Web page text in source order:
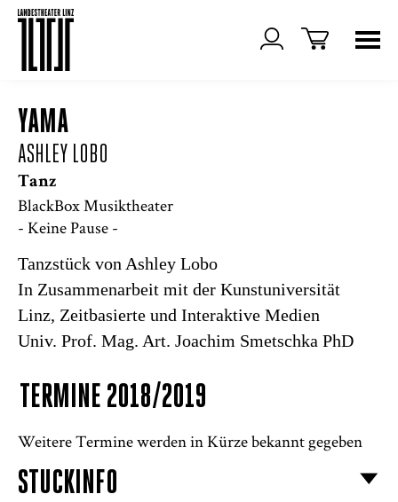
YAMA
ASHLEY LOBO
Tanz
BlackBox Musiktheater
- Keine Pause -
Tanzstück von Ashley Lobo
In Zusammenarbeit mit der Kunstuniversität
Linz, Zeitbasierte und Interaktive Medien
Univ. Prof. Mag. Art. Joachim Smetschka PhD
TERMINE 2018/2019
Weitere Termine werden in Kürze bekannt gegeben
STÜCKINFO